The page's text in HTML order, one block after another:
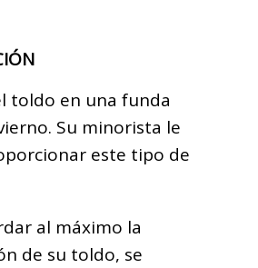
toldo en una funda
Su minorista le
este tipo de
al máximo la
de su toldo, se